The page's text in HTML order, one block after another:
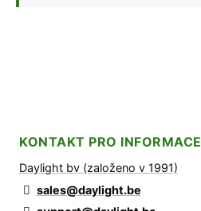
KONTAKT PRO INFORMACE
Daylight bv (založeno v 1991)
sales@daylight.be